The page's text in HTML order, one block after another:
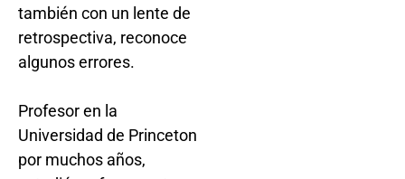
también con un lente de
retrospectiva, reconoce
algunos errores.
Profesor en la
Universidad de Princeton
por muchos años,